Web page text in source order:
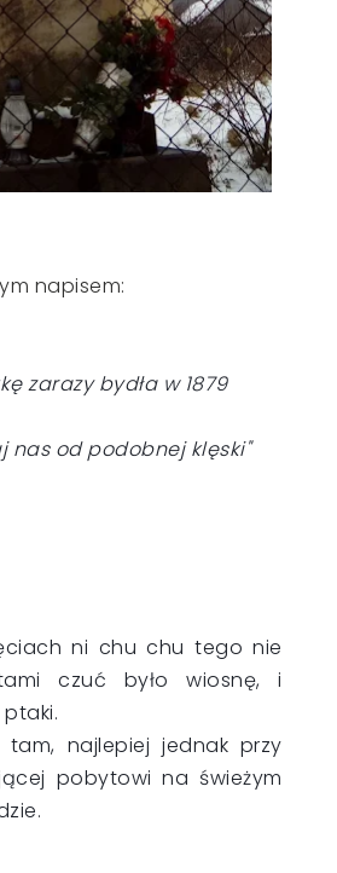
napisem:
zarazy bydła w 1879
nas od podobnej klęski"
ni chu chu tego nie
czuć było wiosnę, i
ptaki.
tam, najlepiej jednak przy
pobytowi na świeżym